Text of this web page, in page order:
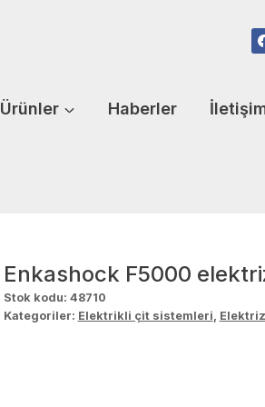
Ürünler Haberler
Enkashock F5000
Stok kodu: 48710
Kategoriler: Elektrikli çit sistemleri,